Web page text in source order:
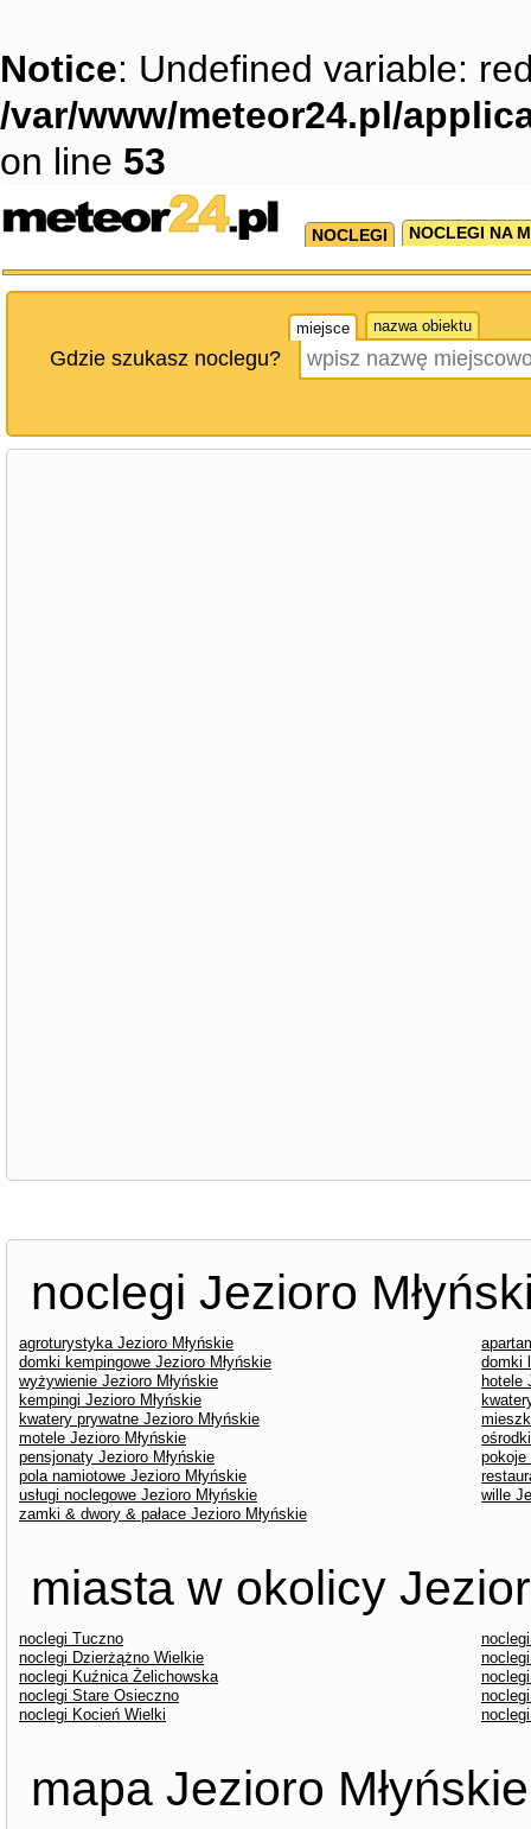
Notice: Undefined variable:
/var/www/meteor24.pl/
on line 53
NOCLEGI NOCLEGI NA
miejsce nazwa obiektu
Gdzie szukasz noclegu?
noclegi Jezioro
agroturystyka Jezioro Młyńskie
domki kempingowe Jezioro Młyńskie
domki
wyżywienie Jezioro Młyńskie
hotele
kempingi Jezioro Młyńskie
kwatery prywatne Jezioro Młyńskie
motele Jezioro Młyńskie
pensjonaty Jezioro Młyńskie
pokoje
pola namiotowe Jezioro Młyńskie
usługi noclegowe Jezioro Młyńskie
wille
zamki & dwory & pałace Jezioro Młyńskie
miasta w okolicy
noclegi Tuczno
noclegi Dzierżążno Wielkie
noclegi Kuźnica Żelichowska
noclegi Stare Osieczno
noclegi Kocień Wielki
mapa Jezioro